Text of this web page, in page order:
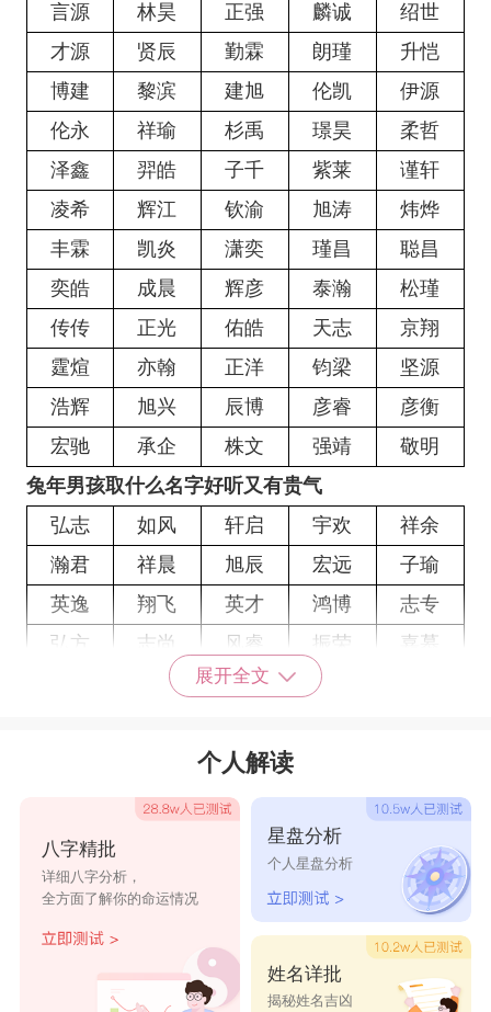
言源
林昊 正强 麟诚
绍世
才源
贤辰 勤霖 朗瑾
升恺
博建
黎滨 建旭 伦凯
伊源
伦永
祥瑜 杉禹 璟昊
柔哲
泽鑫
羿皓 子千 紫莱
谨轩
凌希
辉江 钦渝 旭涛
炜烨
丰霖
凯炎 潇奕 瑾昌
聪昌
奕皓
成晨 辉彦 泰瀚
松瑾
传传
正光 佑皓 天志
京翔
霆煊
亦翰 正洋 钧梁
坚源
浩辉
旭兴 辰博 彦睿
彦衡
宏驰
承企 株文 强靖
敬明
兔年男孩取什么名字好听又有贵气
弘志
如风 轩启 宇欢
祥余
瀚君
祥晨 旭辰 宏远
子瑜
英逸
翔飞 英才 鸿博
志专
弘方
志尚 风睿 振荣
嘉慕
天成 天空 开霁
凡理
煊连 勋友 煦书
健涵
高阁
福霆
儒凯
恒英
盛律
锋康 刚颖
鸿万
博林 浩昂
维洋
含良 棕瑞 游建
庸境
展开全文
个人解读
八字精批
详细八字分析，
全方面了解你的命运情况
星盘分析
个人星盘分析
姓名详批
揭秘姓名吉凶